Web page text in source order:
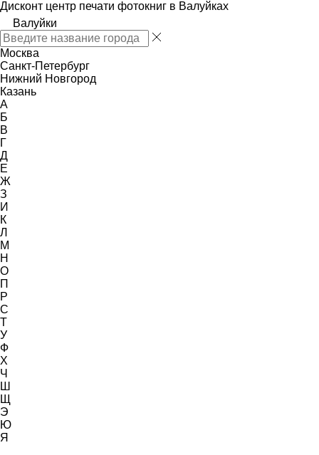
Дисконт центр печати фотокниг в Валуйках
Валуйки
Москва
Санкт-Петербург
Нижний Новгород
Казань
А
Б
В
Г
Д
Е
Ж
З
И
К
Л
М
Н
О
П
Р
С
Т
У
Ф
Х
Ч
Ш
Щ
Э
Ю
Я